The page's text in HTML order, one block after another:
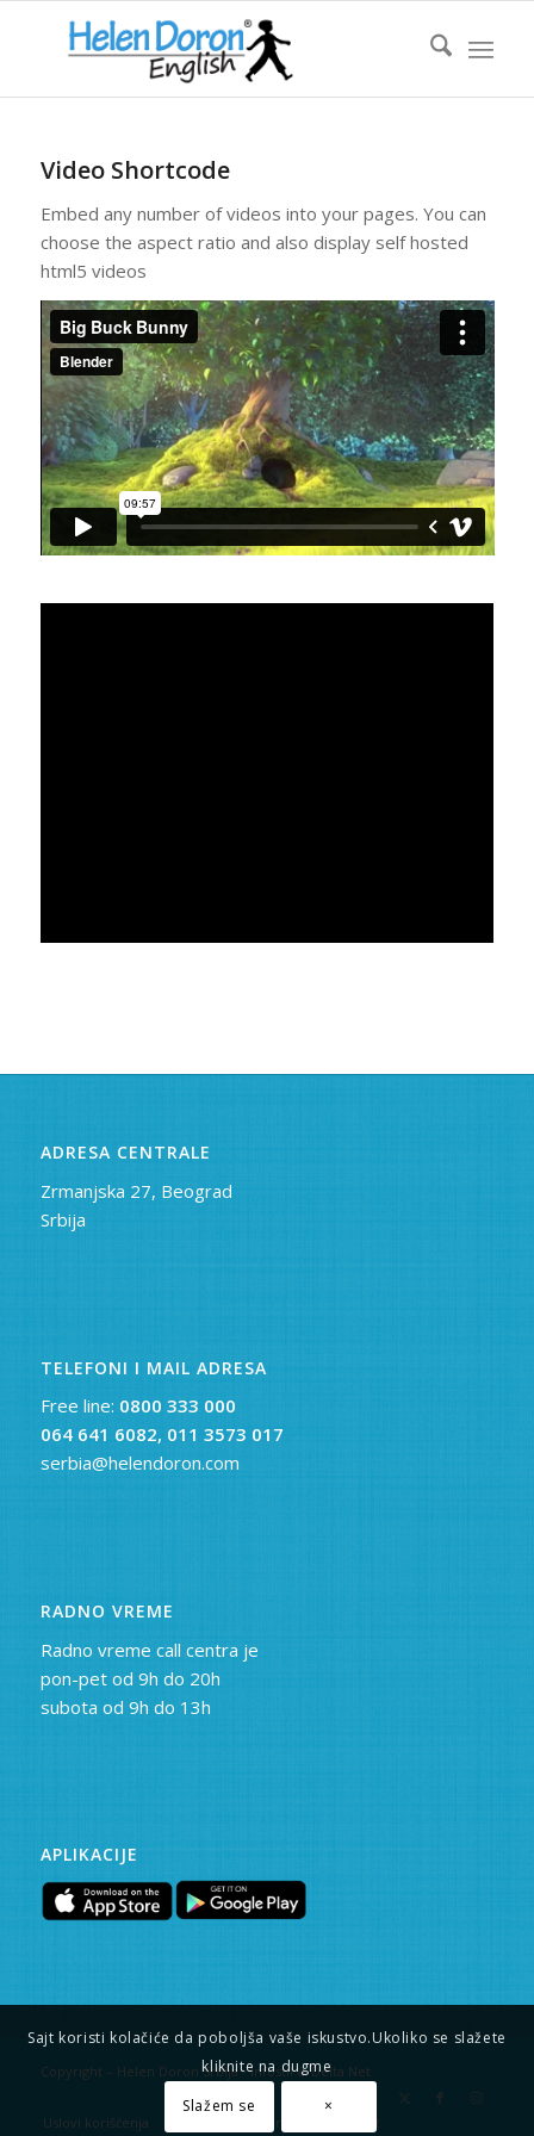
Video Shortcode
Embed any number of videos into your pages. You can
choose the aspect ratio and also display self hosted
html5 videos
ADRESA CENTRALE
Zrmanjska 27, Beograd
Srbija
TELEFONI I MAIL ADRESA
Free line: 0800 333 000
064 641 6082, 011 3573 017
serbia@helendoron.com
RADNO VREME
Radno vreme call centra je
pon-pet od 9h do 20h
subota od 9h do 13h
APLIKACIJE
Copyright – Helen Doron Srbija • Infostil & Delta Net
Uslovi korišćenja Pravna napomena Privatnost
Sajt koristi kolačiće da poboljša vaše iskustvo.Ukoliko se slažete
kliknite na dugme
Slažem se
×